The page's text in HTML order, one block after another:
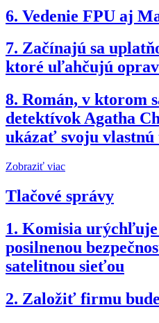
6. Vedenie FPU aj
7. Začínajú sa
ktoré uľahčujú
8. Román, v ktorom
detektívok Agatha
ukázať svoju
Zobraziť viac
Tlačové správy
1. Komisia urýchľuje
posilnenou
satelitnou sieťou
2. Založiť firmu